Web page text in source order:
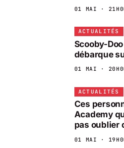
01 MAI ·
ACTUALITÉS
Scooby-
débarque
01 MAI ·
ACTUALITÉS
Ces
Academy
pas oublier
01 MAI ·